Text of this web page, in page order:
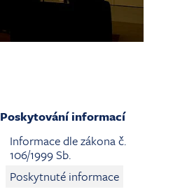
Poskytování informací
Informace dle zákona č.
106/1999 Sb.
Poskytnuté informace